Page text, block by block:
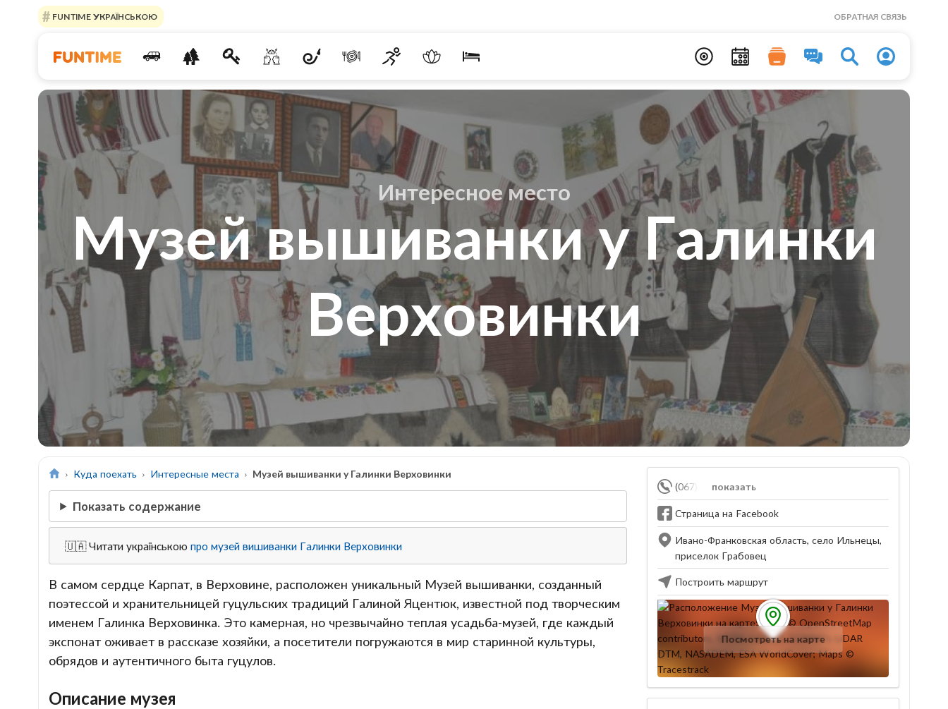
FUNTIME УКРАЇНСЬКОЮ ОБРАТНАЯ СВЯЗЬ
Интересное место
Музей вышиванки у Галинки
Верховинки
Куда поехать Интересные места Музей вышиванки у Галинки Верховинки
Показать содержание
🇺🇦 Читати українською про музей вишиванки Галинки Верховинки
В самом сердце Карпат, в Верховине, расположен уникальный Музей вышиванки, созданный
поэтессой и хранительницей гуцульских традиций Галиной Яцентюк, известной под творческим
именем Галинка Верховинка. Это камерная, но чрезвычайно теплая усадьба-музей, где каждый
экспонат оживает в рассказе хозяйки, а посетители погружаются в мир старинной культуры,
обрядов и аутентичного быта гуцулов.
Описание музея
показать
(067) 499-43-47
Страница на Facebook
Ивано-Франковская область, село Ильнецы,
приселок Грабовец
Построить маршрут
Посмотреть на карте